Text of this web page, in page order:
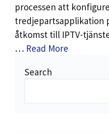
processen att
tredjepartsapplikation
åtkomst till IPTV-
… Read More
Search